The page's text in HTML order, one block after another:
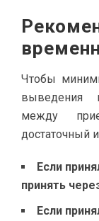
Чтобы
выведения
между
достаточный
Если
принять
Если